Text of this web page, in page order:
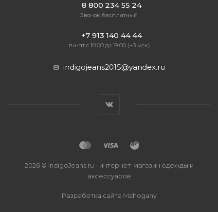
8 800 234 55 24
Звонок бесплатный
+7 913 140 44 44
пн-пт с 10:00 до 19:00 (+3 мск)
indigojeans2015@yandex.ru
2026 © IndigoJeans.ru - интернет-магазин одежды и
аксессуаров
Разработка сайта Mahogany